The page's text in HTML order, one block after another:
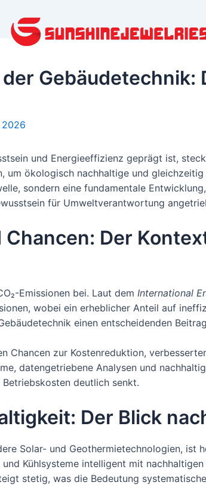
Gebäudetechnik:
2026
und Energieeffizienz geprägt ist,
um ökologisch nachhaltige und
sondern eine fundamentale
für Umweltverantwortung
Der
Emissionen bei. Laut dem International
wobei ein erheblicher Anteil auf
einen entscheidenden
Chancen zur Kostenreduktion,
datengetriebene Analysen und
deutlich senkt.
Der Blick
Solar- und Geothermietechnologien, ist
Kühlsysteme intelligent mit
stetig, was die Bedeutung